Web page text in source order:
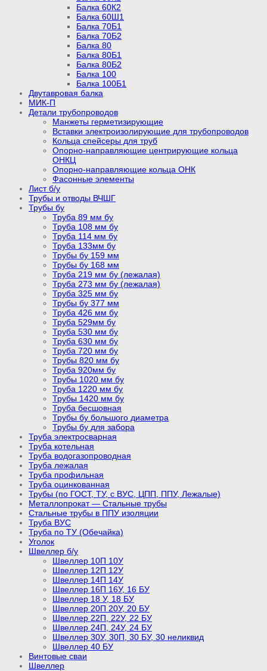
Балка 60К2
Балка 60Ш1
Балка 70Б1
Балка 70Б2
Балка 80
Балка 80Б1
Балка 80Б2
Балка 100
Балка 100Б1
Двутавровая балка
МИК-П
Детали трубопроводов
Манжеты герметизирующие
Вставки электроизолирующие для трубопроводов
Кольца спейсеры для труб
Опорно-направляющие центрирующие кольца
ОНКЦ
Опорно-направляющие кольца ОНК
Фасонные элементы
Лист б/у
Трубы и отводы ВЧШГ
Трубы бу
Труба 89 мм бу
Труба 108 мм бу
Труба 114 мм бу
Труба 133мм бу
Трубы бу 159 мм
Трубы бу 168 мм
Труба 219 мм бу (лежалая)
Труба 273 мм бу (лежалая)
Труба 325 мм бу
Трубы бу 377 мм
Труба 426 мм бу
Труба 529мм бу
Труба 530 мм бу
Труба 630 мм бу
Труба 720 мм бу
Трубы 820 мм бу
Труба 920мм бу
Трубы 1020 мм бу
Труба 1220 мм бу
Трубы 1420 мм бу
Труба бесшовная
Трубы бу большого диаметра
Трубы бу для забора
Труба электросварная
Труба котельная
Труба водогазопроводная
Труба лежалая
Труба профильная
Труба оцинкованная
Трубы (по ГОСТ, ТУ, с ВУС, ЦПП, ППУ, Лежалые)
Металлопрокат — Стальные трубы
Стальные трубы в ППУ изоляции
Труба ВУС
Труба по ТУ (Обечайка)
Уголок
Швеллер б/у
Швеллер 10П 10У
Швеллер 12П 12У
Швеллер 14П 14У
Швеллер 16П 16У, 16 БУ
Швеллер 18 У, 18 БУ
Швеллер 20П 20У, 20 БУ
Швеллер 22П, 22У, 22 БУ
Швеллер 24П, 24У, 24 БУ
Швеллер 30У, 30П, 30 БУ, 30 неликвид
Швеллер 40 БУ
Винтовые сваи
Швеллер